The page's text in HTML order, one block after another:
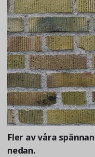
Fler av våra
nedan.